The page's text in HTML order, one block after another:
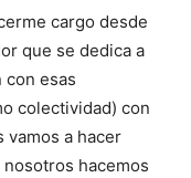
cargo desde
que se dedica a
con esas
colectividad) con
vamos a hacer
hacemos